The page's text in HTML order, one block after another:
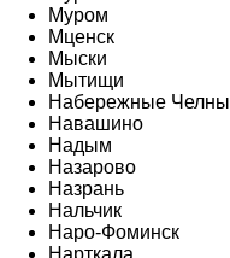
Муром
Мценск
Мыски
Мытищи
Набережные Челны
Навашино
Надым
Назарово
Назрань
Нальчик
Наро-Фоминск
Нарткала